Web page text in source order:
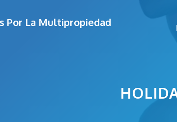
Por La Multipropiedad